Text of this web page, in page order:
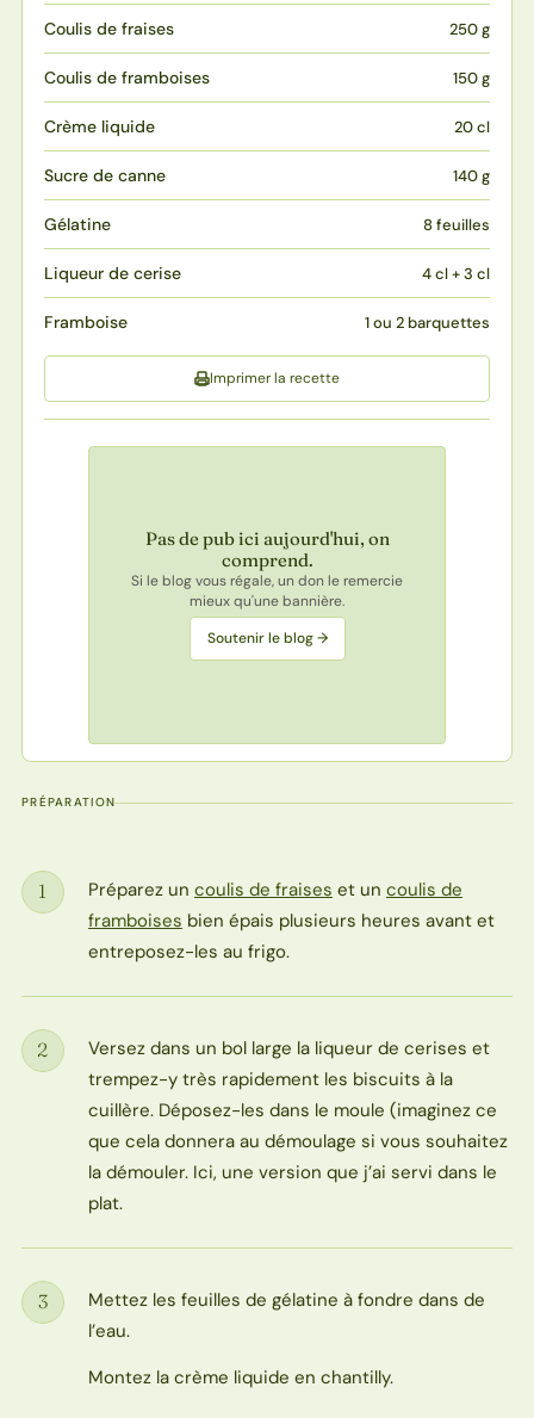
Coulis de fraises 250 g
Coulis de framboises 150 g
Crème liquide 20 cl
Sucre de canne 140 g
Gélatine 8 feuilles
Liqueur de cerise 4 cl + 3 cl
Framboise 1 ou 2 barquettes
Imprimer la recette
Pas de pub ici aujourd'hui, on
comprend.
Si le blog vous régale, un don le remercie
mieux qu'une bannière.
Soutenir le blog →
PRÉPARATION
Étape
1 Préparez un coulis de fraises et un coulis de
framboises bien épais plusieurs heures avant et
entreposez-les au frigo.
Étape
2
Versez dans un bol large la liqueur de cerises et
trempez-y très rapidement les biscuits à la
cuillère. Déposez-les dans le moule (imaginez ce
que cela donnera au démoulage si vous souhaitez
la démouler. Ici, une version que j’ai servi dans le
plat.
Étape
3
Mettez les feuilles de gélatine à fondre dans de
l’eau.
Montez la crème liquide en chantilly.